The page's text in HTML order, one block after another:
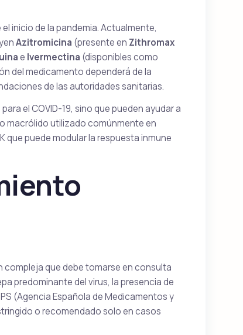
inicio de la pandemia. Actualmente,
Azitromicina (presente en Zithromax
e Ivermectina (disponibles como
del medicamento dependerá de la
de las autoridades sanitarias.
el COVID-19, sino que pueden ayudar a
macrólido utilizado comúnmente en
que puede modular la respuesta inmune
compleja que debe tomarse en consulta
predominante del virus, la presencia de
(Agencia Española de Medicamentos y
o recomendado solo en casos